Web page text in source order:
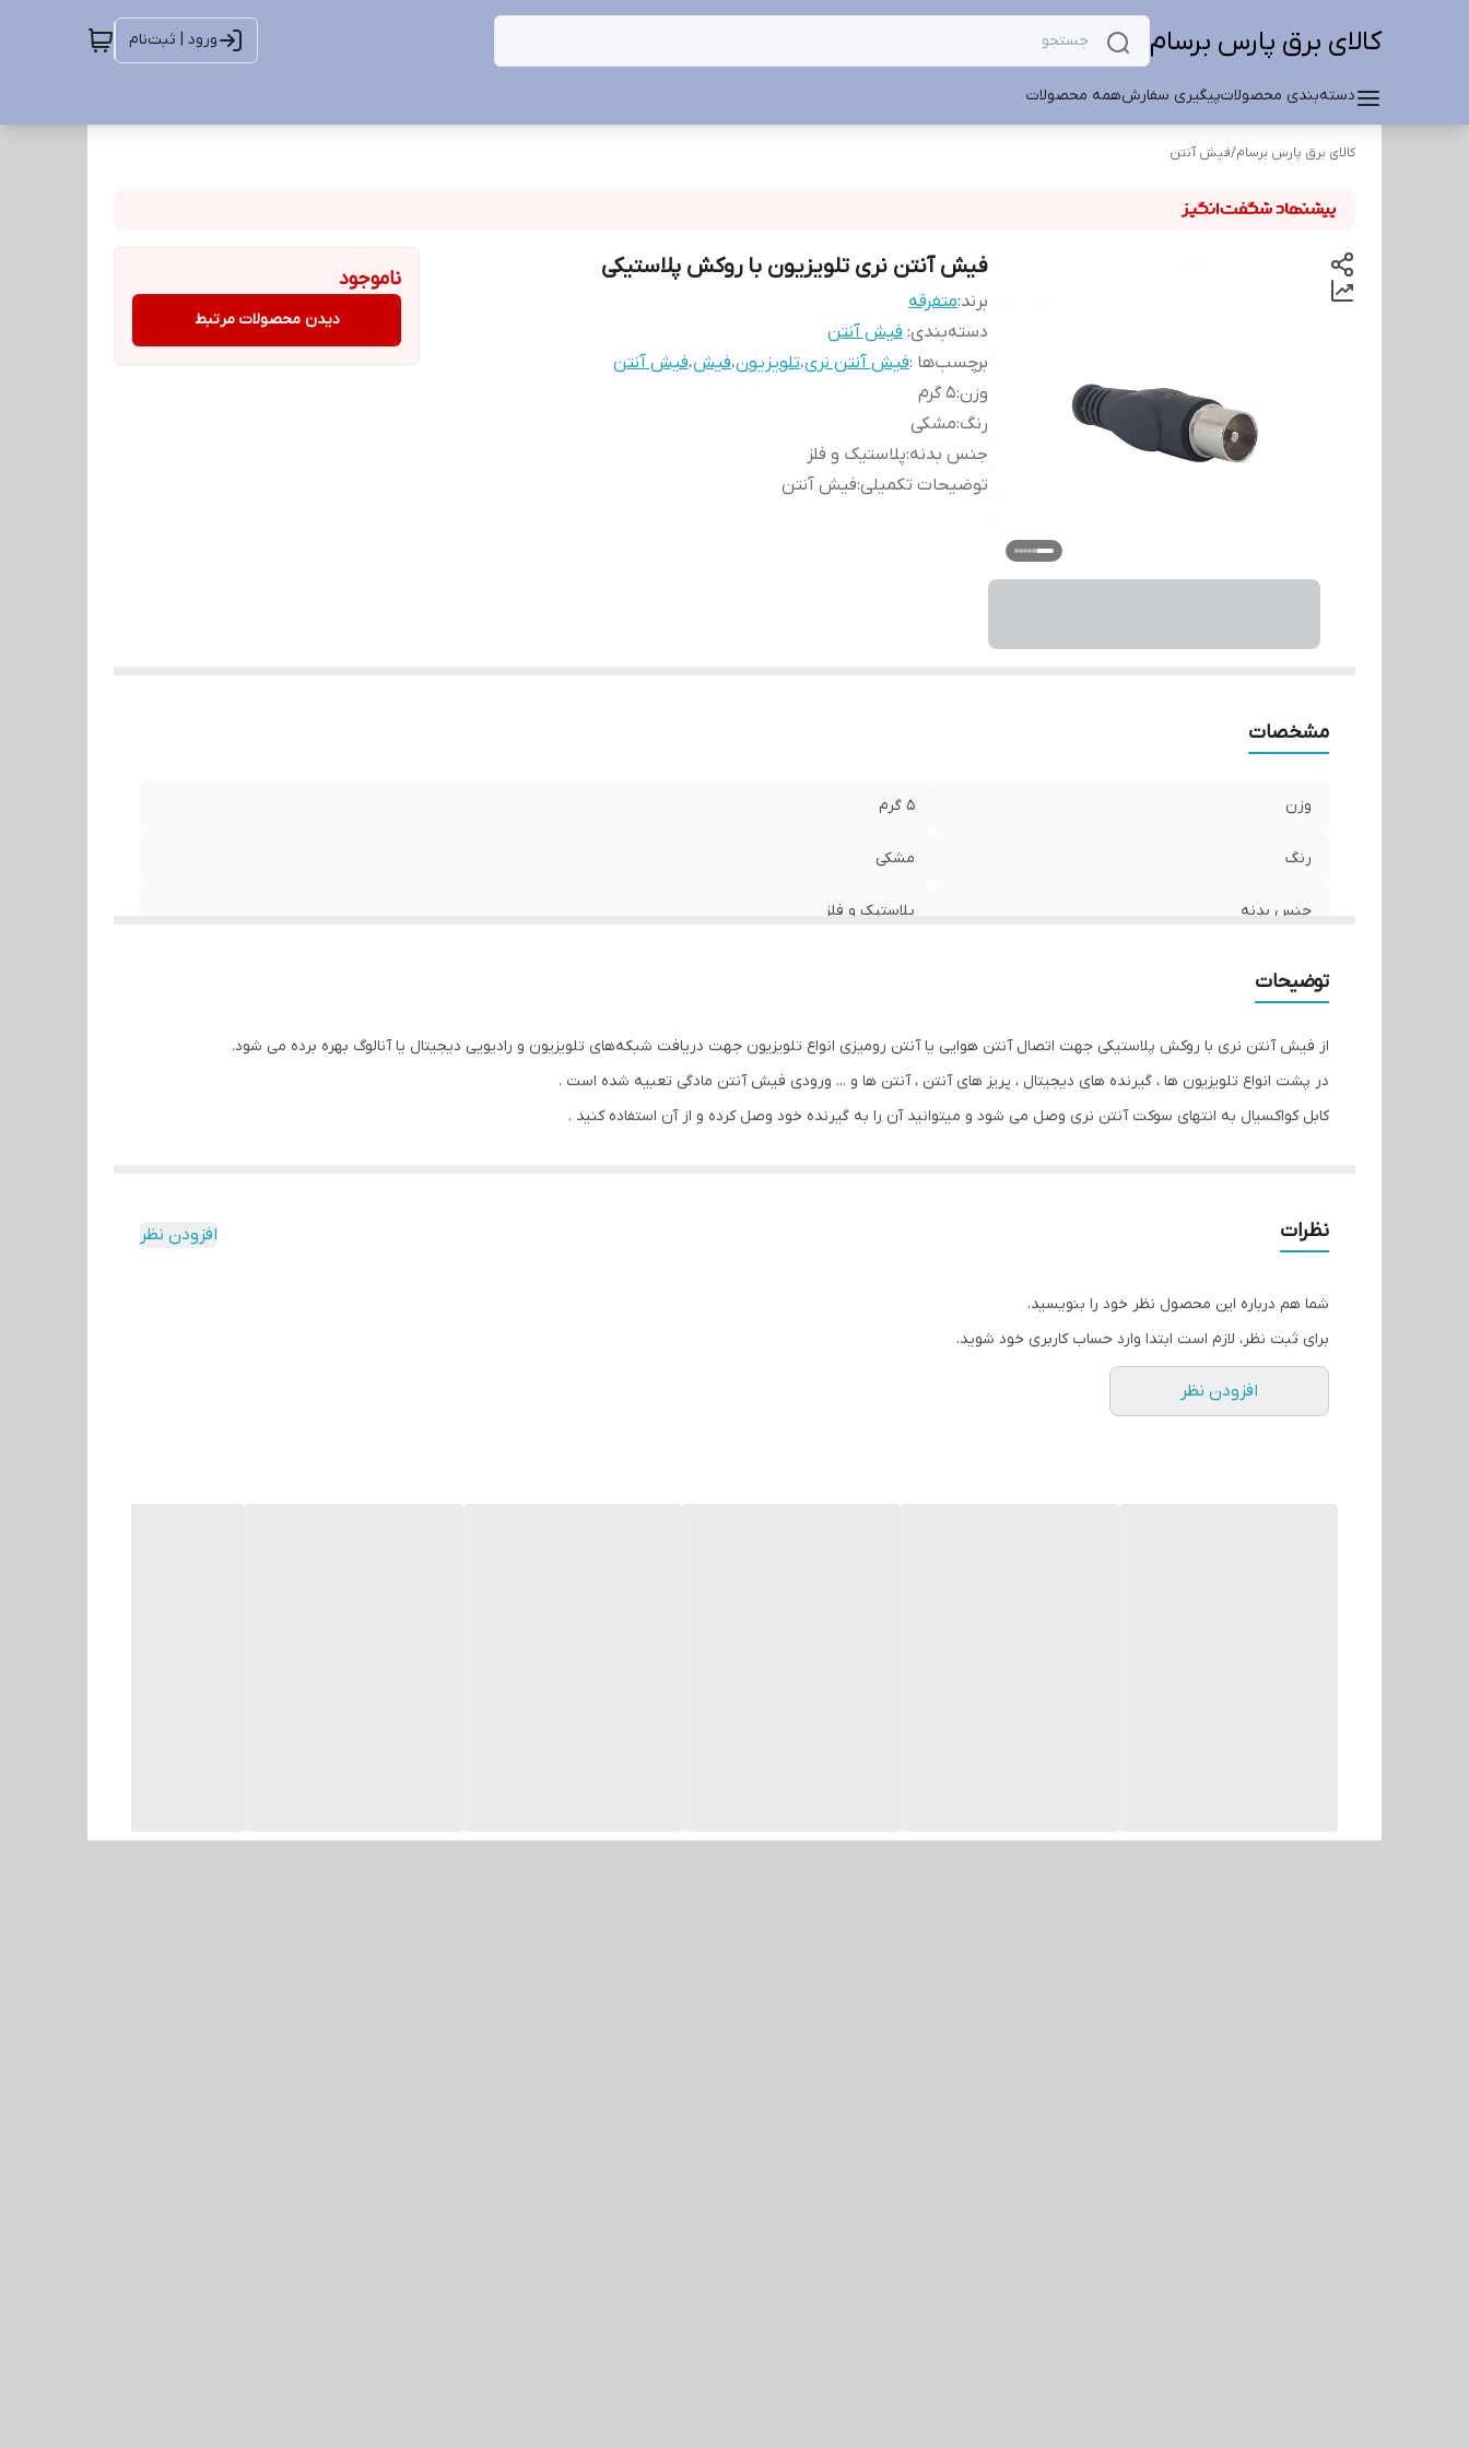
کالای برق پارس برسام ورود | ثبت‌نام
دسته‌بندی محصولاتپیگیری سفارشهمه محصولات
کالای برق پارس برسام/فیش آنتن
فیش آنتن نری تلویزیون با روکش پلاستیکی
برند:متفرقه
دسته‌بندی: فیش آنتن
برچسب‌ها :فیش آنتن نری،تلویزیون،فیش،فیش آنتن
وزن:5 گرم
رنگ:مشکی
جنس بدنه:پلاستیک و فلز
توضیحات تکمیلی:فیش آنتن
ناموجود
دیدن محصولات مرتبط
مشخصات
وزن 5 گرم
رنگ مشکی
جنس بدنه پلاستیک و فلز
توضیحات
از فیش آنتن نری با روکش پلاستیکی جهت اتصال آنتن هوایی یا آنتن رومیزی انواع تلویزیون جهت دریافت شبکه‌های تلویزیون و رادیویی دیجیتال یا آنالوگ بهره برده می ‌شود.
در پشت انواع تلویزیون ها ، گیرنده های دیجیتال ، پریز های آنتن ، آنتن ها و ... ورودی فیش آنتن مادگی تعبیه شده است .
کابل کواکسیال به انتهای سوکت آنتن نری وصل می شود و میتوانید آن را به گیرنده خود وصل کرده و از آن استفاده کنید .
نظرات افزودن نظر
شما هم درباره این محصول نظر خود را بنویسید.
برای ثبت نظر، لازم است ابتدا وارد حساب کاربری خود شوید.
افزودن نظر